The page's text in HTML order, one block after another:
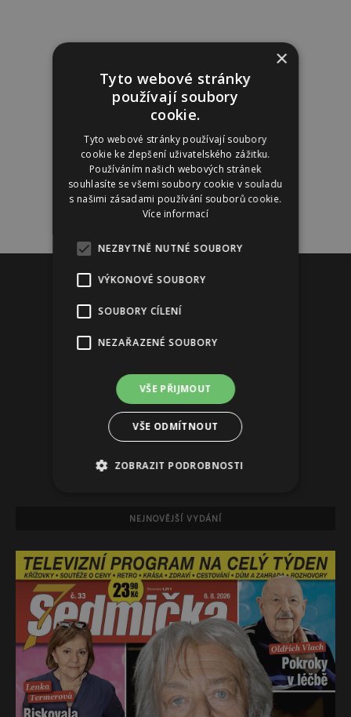
NEJNOVĚJŠÍ VYDÁNÍ
×
Tyto webové stránky
používají soubory
cookie.
Tyto webové stránky používají soubory
cookie ke zlepšení uživatelského zážitku.
Používáním našich webových stránek
souhlasíte se všemi soubory cookie v souladu
s našimi zásadami používání souborů cookie.
Více informací
NEZBYTNĚ NUTNÉ SOUBORY
VÝKONOVÉ SOUBORY
SOUBORY CÍLENÍ
NEZAŘAZENÉ SOUBORY
VŠE PŘIJMOUT
VŠE ODMÍTNOUT
ZOBRAZIT PODROBNOSTI